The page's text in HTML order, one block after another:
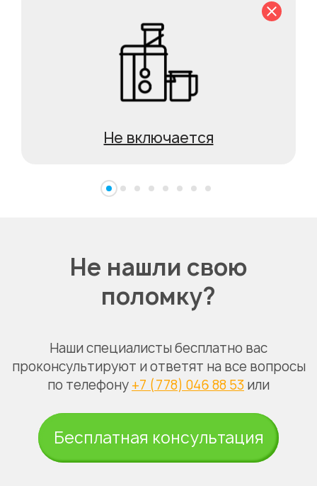
Не включается
Не нашли свою
поломку?
Наши специалисты бесплатно вас
проконсультируют и ответят на все вопросы
по телефону +7 (778) 046 88 53 или
Бесплатная консультация